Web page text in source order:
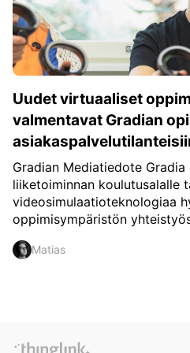
Teachers & Schools
Higher Education
Certified Trainers Program
c
h
f
o
r
Uudet virtuaaliset
valmentavat Gradian
Gradian Mediatiedote
liiketoiminnan koulutusalalle
videosimulaatioteknologiaa
oppimisympäristön
Matias